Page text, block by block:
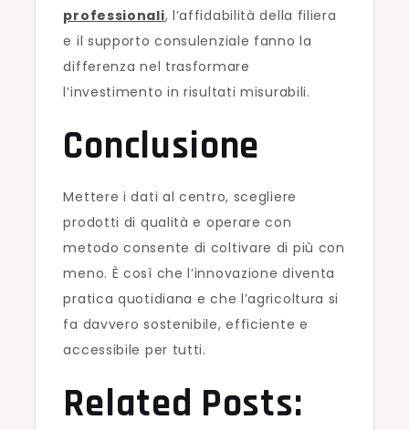
professionali, l’affidabilità della filiera
e il supporto consulenziale fanno la
differenza nel trasformare
l’investimento in risultati misurabili.
Conclusione
Mettere i dati al centro, scegliere
prodotti di qualità e operare con
metodo consente di coltivare di più con
meno. È così che l’innovazione diventa
pratica quotidiana e che l’agricoltura si
fa davvero sostenibile, efficiente e
accessibile per tutti.
Related Posts: